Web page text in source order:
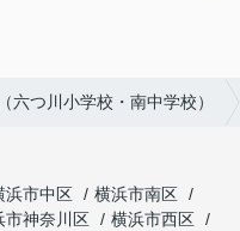
つ川小学校・南中学校）
浜市中区
横浜市南区
市神奈川区
横浜市西区